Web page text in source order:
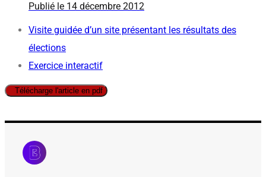
Publié le 14 décembre 2012
Visite guidée d’un site présentant les résultats des
élections
Exercice interactif
Télécharge l'article en pdf